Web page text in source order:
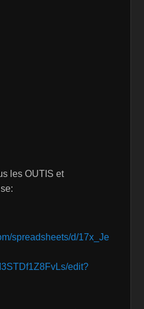
les OUTIS et
spreadsheets/d/17x_Je
edit?